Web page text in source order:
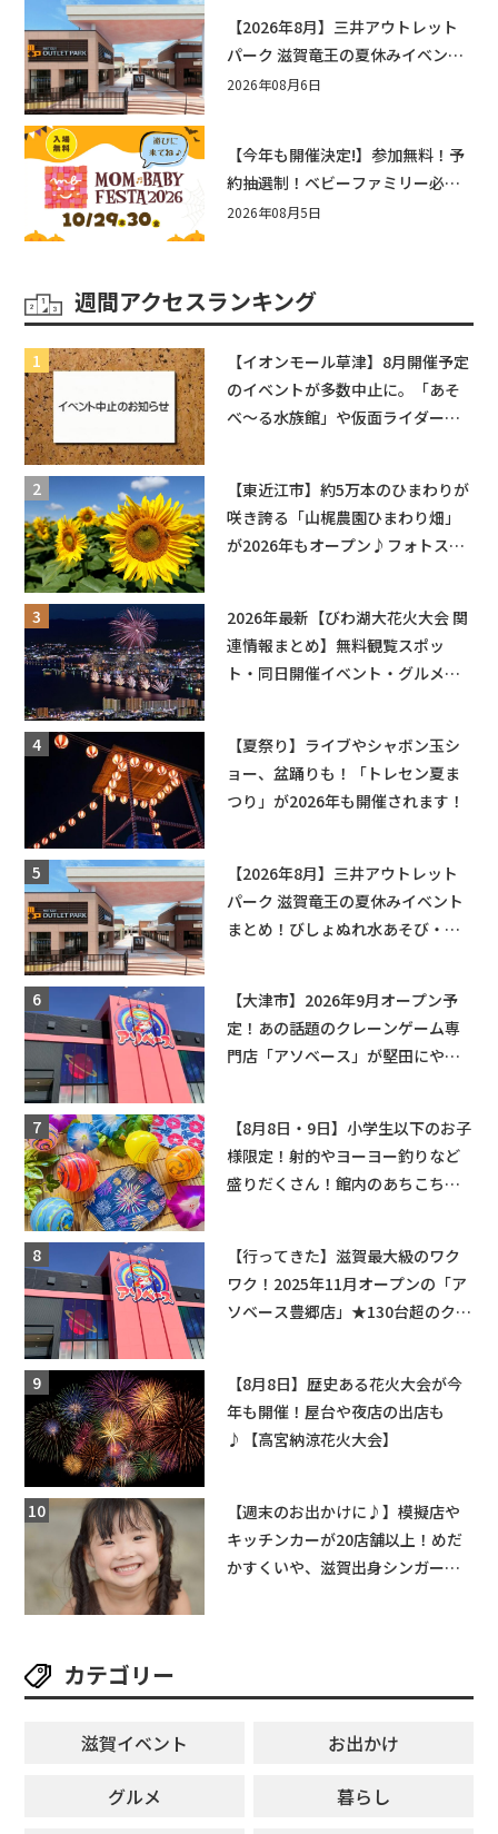
【2026年8月】三井アウトレット
パーク 滋賀竜王の夏休みイベント
まとめ！びしょぬれ水あそび・激
2026年08月6日
【今年も開催決定!】参加無料！予
約抽選制！ベビーファミリー必見
☆入場無料☆10/29(木)30(金)ママ
2026年08月5日
週間アクセスランキング
【イオンモール草津】8月開催予定
のイベントが多数中止に。「あそ
べ〜る水族館」や仮面ライダーシ
【東近江市】約5万本のひまわりが
咲き誇る「山梶農園ひまわり畑」
が2026年もオープン♪フォトスポ
2026年最新【びわ湖大花火大会 関
連情報まとめ】無料観覧スポッ
ト・同日開催イベント・グルメマ
【夏祭り】ライブやシャボン玉シ
ョー、盆踊りも！「トレセン夏ま
つり」が2026年も開催されます！
【2026年8月】三井アウトレット
パーク 滋賀竜王の夏休みイベント
まとめ！びしょぬれ水あそび・激
【大津市】2026年9月オープン予
定！あの話題のクレーンゲーム専
門店「アソベース」が堅田にやっ
【8月8日・9日】小学生以下のお子
様限定！射的やヨーヨー釣りなど
盛りだくさん！館内のあちこちに
【行ってきた】滋賀最大級のワク
ワク！2025年11月オープンの「ア
ソベース豊郷店」★130台超のクレ
【8月8日】歴史ある花火大会が今
年も開催！屋台や夜店の出店も
♪【高宮納涼花火大会】
【週末のお出かけに♪】模擬店や
キッチンカーが20店舗以上！めだ
かすくいや、滋賀出身シンガーソ
カテゴリー
滋賀イベント
お出かけ
グルメ
暮らし